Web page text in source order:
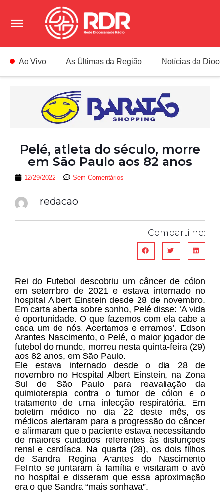
Ao Vivo As Últimas da Região Notícias da
Pelé, atleta do século, morre
em São Paulo aos 82 anos
12/29/2022 Sem Comentários
redacao
Compartilhe:
Rei do Futebol descobriu um câncer de cólon
em setembro de 2021 e estava internado no
hospital Albert Einstein desde 28 de novembro.
Em carta aberta sobre sonho, Pelé disse: ‘A vida
é oportunidade. O que fazemos com ela cabe a
cada um de nós. Acertamos e erramos’. Edson
Arantes Nascimento, o Pelé, o maior jogador de
futebol do mundo, morreu nesta quinta-feira (29)
aos 82 anos, em São Paulo.
Ele estava internado desde o dia 28 de
novembro no Hospital Albert Einstein, na Zona
Sul de São Paulo para reavaliação da
quimioterapia contra o tumor de cólon e o
tratamento de uma infecção respiratória. Em
boletim médico no dia 22 deste mês, os
médicos alertaram para a progressão do câncer
e afirmaram que o paciente estava necessitando
de maiores cuidados referentes às disfunções
renal e cardíaca. Na quarta (28), os dois filhos
de Sandra Regina Arantes do Nascimento
Felinto se juntaram à família e visitaram o avô
no hospital e disseram que essa aproximação
era o que Sandra “mais sonhava”.